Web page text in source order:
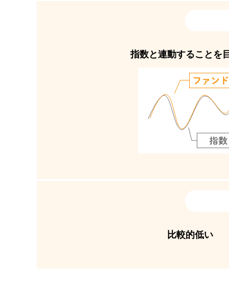
指数と連動することを
比較的低い